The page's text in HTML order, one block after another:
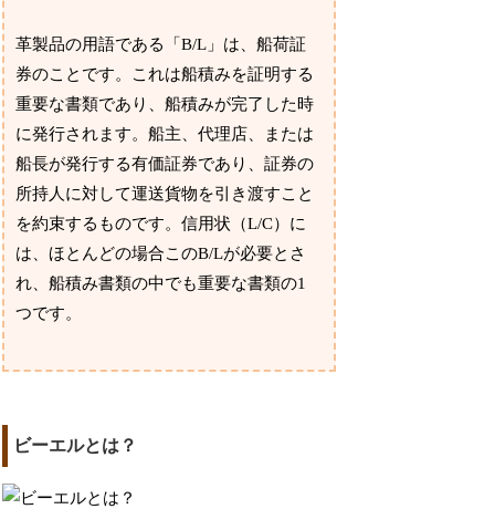
革製品の用語である「B/L」は、船荷証
券のことです。これは船積みを証明する
重要な書類であり、船積みが完了した時
に発行されます。船主、代理店、または
船長が発行する有価証券であり、証券の
所持人に対して運送貨物を引き渡すこと
を約束するものです。信用状（L/C）に
は、ほとんどの場合このB/Lが必要とさ
れ、船積み書類の中でも重要な書類の1
つです。
ビーエルとは？